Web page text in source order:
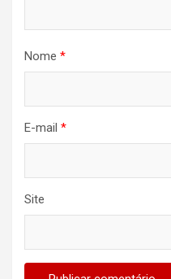
Nome *
E-mail *
Site